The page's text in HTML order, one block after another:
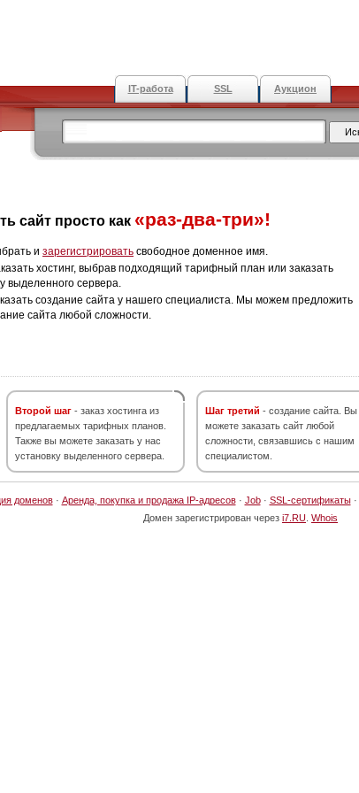
IT-работа SSL Аукцион
сайт просто как «раз-два-три»!
и зарегистрировать свободное доменное имя.
хостинг, выбрав подходящий тарифный план или заказать
выделенного сервера.
создание сайта у нашего специалиста. Мы можем предложить
сайта любой сложности.
Второй шаг - заказ хостинга из
предлагаемых тарифных планов.
Также вы можете заказать у нас
установку выделенного сервера.
Шаг третий - создание сайта. Вы
можете заказать сайт любой
сложности, связавшись с нашим
специалистом.
доменов· Аренда, покупка и продажа IP-адресов· Job· SSL-сертификаты·
Домен зарегистрирован через i7.RU Whois